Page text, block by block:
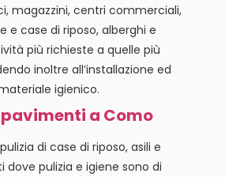
magazzini, centri commerciali,
e case di riposo, alberghi e
più richieste a quelle più
inoltre all’installazione ed
igienico.
a Como
di case di riposo, asili e
dove pulizia e igiene sono di